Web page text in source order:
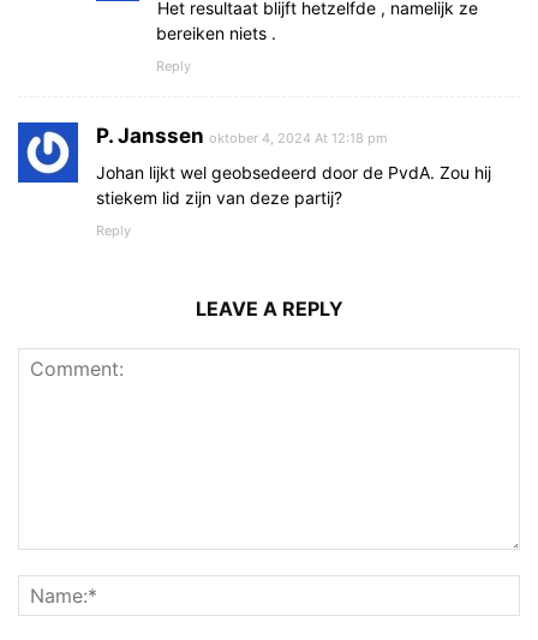
Het resultaat blijft hetzelfde , namelijk ze
bereiken niets .
Reply
P. Janssen oktober 4, 2024 At 12:18 pm
Johan lijkt wel geobsedeerd door de PvdA. Zou hij
stiekem lid zijn van deze partij?
Reply
LEAVE A REPLY